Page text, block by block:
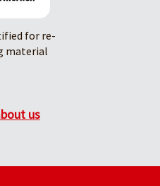
for re-
material
us